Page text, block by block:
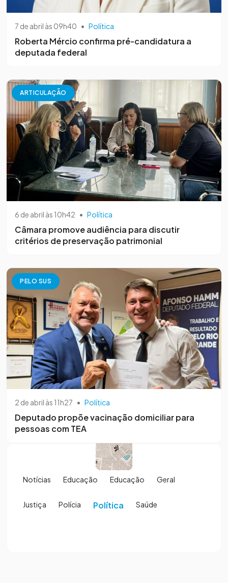
7 de abril às 09h40 • Política
Roberta Mércio confirma pré-candidatura a
deputada federal
ARTICULAÇÃO
6 de abril às 10h42 • Política
Câmara promove audiência para discutir
critérios de preservação patrimonial
PELO SUS
2 de abril às 11h27 • Política
Deputado propõe vacinação domiciliar para
pessoas com TEA
Notícias Educação Educação Geral
Justiça Polícia Política Saúde